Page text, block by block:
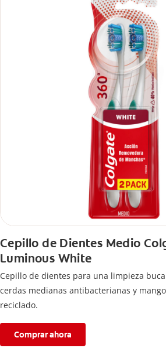
Cepillo de Dientes Medio
Luminous White
Cepillo de dientes para una limpieza
cerdas medianas antibacterianas y
reciclado.
Comprar ahora